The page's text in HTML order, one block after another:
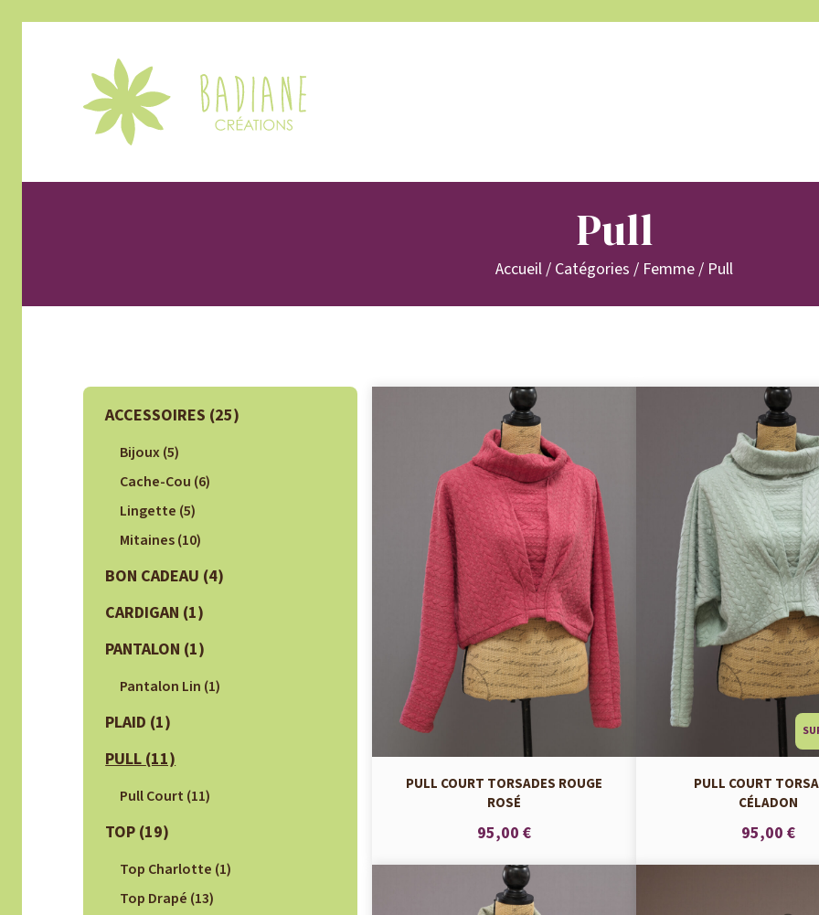
Pull
Accueil/ Catégories / Femme/ Pull
ACCESSOIRES (25)
Bijoux(5)
Cache-Cou (6)
Lingette (5)
Mitaines(10)
BON CADEAU (4)
CARDIGAN (1)
PANTALON (1)
Pantalon Lin (1)
PLAID (1)
PULL(11)
Pull Court (11)
TOP (19)
Top Charlotte (1)
Top Drapé (13)
PULL COURT TORSADES ROUGE
ROSÉ
95,00 €
PULL COURT
CÉLADON
95,00 €